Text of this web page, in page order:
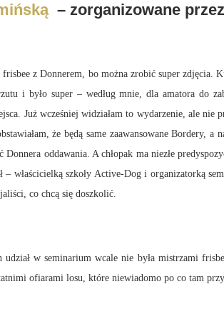
– zorganizowane przez
z Donnerem, bo można zrobić super zdjęcia.
i było super – według mnie, dla amatora do
Już wcześniej widziałam to wydarzenie, ale
że będą same zaawansowane Bordery,
oddawania. A chłopak ma niezłe
właścicielką szkoły Active-Dog i organizatorką
co chcą się doszkolić.
seminarium wcale nie była mistrzami frisbee
ofiarami losu, które niewiadomo po co tam